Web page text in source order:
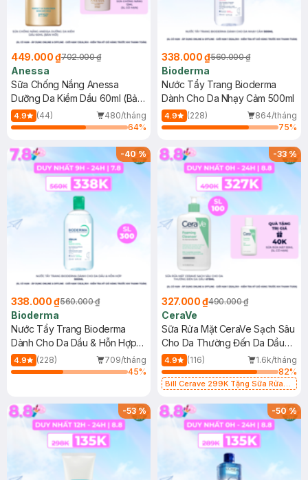
449.000 ₫702.000 ₫
Anessa
Sữa Chống Nắng Anessa
Dưỡng Da Kiềm Dầu 60ml (Bản
Mới)
4.9 (44)
480/tháng
64%
338.000 ₫560.000 ₫
Bioderma
Nước Tẩy Trang Bioderma
Dành Cho Da Nhạy Cảm 500ml
4.9 (228)
864/tháng
75%
-40%
338.000 ₫560.000 ₫
Bioderma
Nước Tẩy Trang Bioderma
Dành Cho Da Dầu & Hỗn Hợp
500ml
4.9 (228)
709/tháng
45%
-33%
327.000 ₫490.000 ₫
CeraVe
Sữa Rửa Mặt CeraVe Sạch Sâu
Cho Da Thường Đến Da Dầu
473ml
4.9 (116)
1.6k/tháng
82%
Bill Cerave 299K Tặng Sữa Rửa
-53% -50%